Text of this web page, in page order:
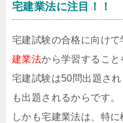
宅建業法に注目！！
宅建試験の合格に向け
建業法から学習すること
宅建試験は50問出題さ
も出題されるからです。
しかも宅建業法は、特